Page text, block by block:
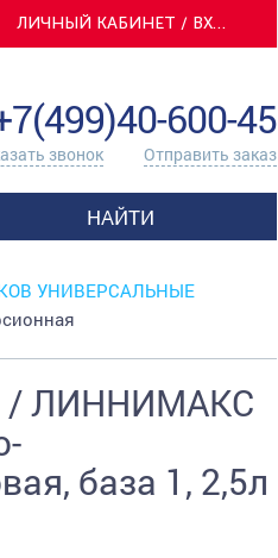
ЛИЧНЫЙ КАБИНЕТ / ВХОД
600-45
звонок Отправить заказ
НАЙТИ
УНИВЕРСАЛЬНЫЕ
3 / ЛИННИМАКС
база 1, 2,5л